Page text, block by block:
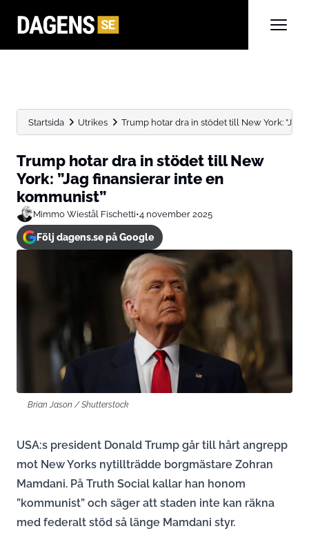
Startsida Utrikes Trump hotar dra in stödet till New York: ”Jag
Trump hotar dra in stödet till New
York: ”Jag finansierar inte en
kommunist”
Mimmo Wiestål Fischetti•4 november 2025
Följ dagens.se på Google
Brian Jason / Shutterstock
USA:s president Donald Trump går till hårt angrepp
mot New Yorks nytillträdde borgmästare Zohran
Mamdani. På Truth Social kallar han honom
”kommunist” och säger att staden inte kan räkna
med federalt stöd så länge Mamdani styr.